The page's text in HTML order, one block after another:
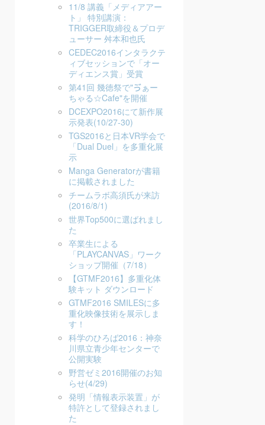
11/8 講義「メディアアー
ト」 特別講演：
TRIGGER取締役＆プロデ
ューサー 舛本和也氏
CEDEC2016インタラクテ
ィブセッションで「オー
ディエンス賞」受賞
第41回 幾徳祭で"ゔぁー
ちゃる☆Cafe"を開催
DCEXPO2016にて新作展
示発表(10/27-30)
TGS2016と日本VR学会で
「Dual Duel」を多重化展
示
Manga Generatorが書籍
に掲載されました
チームラボ高須氏が来訪
(2016/8/1)
世界Top500に選ばれまし
た
卒業生による
「PLAYCANVAS」ワーク
ショップ開催（7/18）
【GTMF2016】多重化体
験キット ダウンロード
GTMF2016 SMILESに多
重化映像技術を展示しま
す！
科学のひろば2016：神奈
川県立青少年センターで
公開実験
野営ゼミ2016開催のお知
らせ(4/29)
発明「情報表示装置」が
特許として登録されまし
た